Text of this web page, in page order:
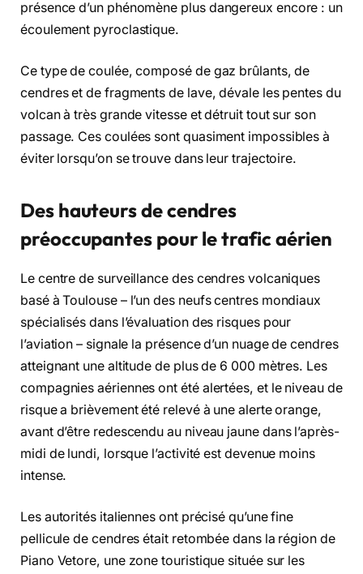
présence d’un phénomène plus dangereux encore : un
écoulement pyroclastique.
Ce type de coulée, composé de gaz brûlants, de
cendres et de fragments de lave, dévale les pentes du
volcan à très grande vitesse et détruit tout sur son
passage. Ces coulées sont quasiment impossibles à
éviter lorsqu’on se trouve dans leur trajectoire.
Des hauteurs de cendres
préoccupantes pour le trafic aérien
Le centre de surveillance des cendres volcaniques
basé à Toulouse – l’un des neufs centres mondiaux
spécialisés dans l’évaluation des risques pour
l’aviation – signale la présence d’un nuage de cendres
atteignant une altitude de plus de 6 000 mètres. Les
compagnies aériennes ont été alertées, et le niveau de
risque a brièvement été relevé à une alerte orange,
avant d’être redescendu au niveau jaune dans l’après-
midi de lundi, lorsque l’activité est devenue moins
intense.
Les autorités italiennes ont précisé qu’une fine
pellicule de cendres était retombée dans la région de
Piano Vetore, une zone touristique située sur les